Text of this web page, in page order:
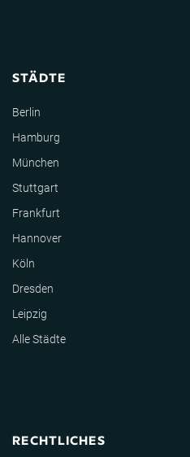
STÄDTE
Berlin
Hamburg
München
Stuttgart
Frankfurt
Hannover
Köln
Dresden
Leipzig
Alle Städte
RECHTLICHES